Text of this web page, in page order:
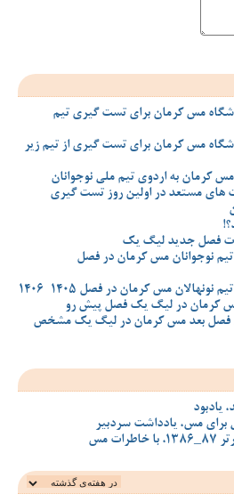
مس کرمان برای تست گیری تیم
مس کرمان برای تست گیری از تیم زیر
کرمان به اردوی تیم ملی نوجوانان
های مستعد در اولین روز تست گیری
فصل جدید لیگ یک
نوجوانان مس کرمان در فصل
مس کرمان در فصل 1405-1406
مس کرمان در لیگ یک فصل پیش رو
فصل بعد مس کرمان در لیگ یک مشخص
یادبود
برای مس، یادداشت سردبیر
مس